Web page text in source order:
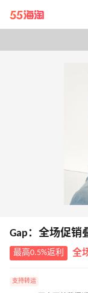
带你去官网买正品
Gap：全场促销
最高0.5%返利 全
支持转运